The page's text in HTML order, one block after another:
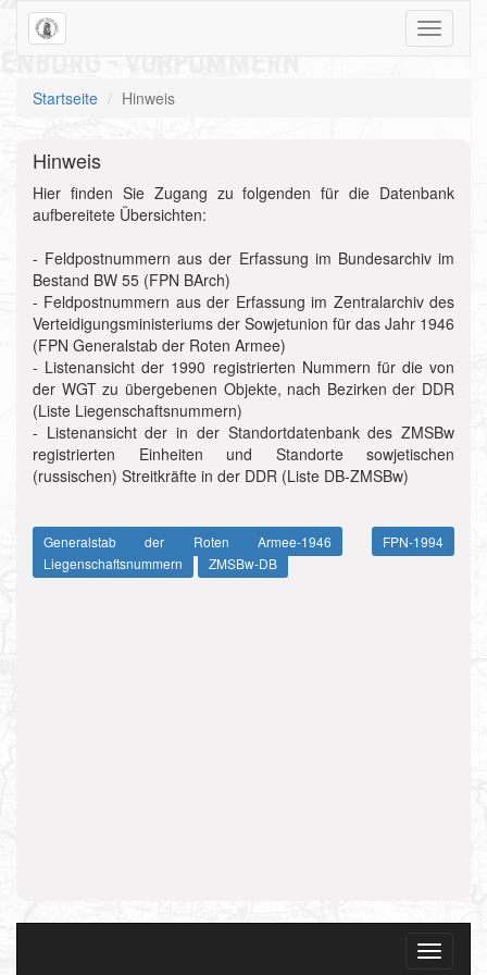
Toggle
Startseite Hinweis
Hinweis
Hier finden Sie Zugang zu folgenden für die Datenbank
aufbereitete Übersichten:
- Feldpostnummern aus der Erfassung im Bundesarchiv im
Bestand BW 55 (FPN BArch)
- Feldpostnummern aus der Erfassung im Zentralarchiv des
Verteidigungsministeriums der Sowjetunion für das Jahr 1946
(FPN Generalstab der Roten Armee)
- Listenansicht der 1990 registrierten Nummern für die von
der WGT zu übergebenen Objekte, nach Bezirken der DDR
(Liste Liegenschaftsnummern)
- Listenansicht der in der Standortdatenbank des ZMSBw
registrierten Einheiten und Standorte sowjetischen
(russischen) Streitkräfte in der DDR (Liste DB-ZMSBw)
Generalstab der Roten Armee-1946
FPN-1994
Liegenschaftsnummern
ZMSBw-DB